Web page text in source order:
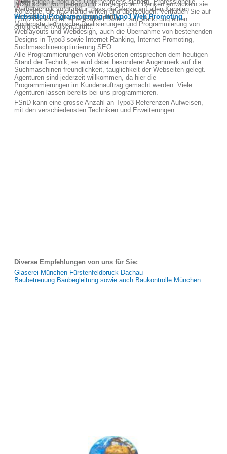
Werbetechnik sorgt dafür, dass die Marke auf allen Kanälen
konsistent und überzeugend auftritt.
technischer Kompetenz und strategischem Denken entwickeln sie
Konzepte, die nachhaltig wirken und überzeugen. Vertrauen Sie auf
FSnD Ranking für eine starke Präsenz am Markt und einen
erfolgreichen Außenauftritt.
Webseiten Programmierung in Typo3 Web Promoting
Modernste technische Realisierungen und Programmierung von
Weblayouts und Webdesign, auch die Übernahme von bestehenden
Designs in Typo3 sowie Internet Ranking, Internet Promoting,
Suchmaschinenoptimierung SEO.
Alle Programmierungen von Webseiten entsprechen dem heutigen
Stand der Technik, es wird dabei besonderer Augenmerk auf die
Suchmaschinen freundlichkeit, tauglichkeit der Webseiten gelegt.
Agenturen sind jederzeit willkommen, da hier die
Programmierungen im Kundenauftrag gemacht werden. Viele
Agenturen lassen bereits bei uns programmieren.
FSnD kann eine grosse Anzahl an Typo3 Referenzen Aufweisen,
mit den verschiedensten Techniken und Erweiterungen.
Diverse Empfehlungen von uns für Sie:
Glaserei München Fürstenfeldbruck Dachau
Baubetreuung Baubegleitung sowie auch Baukontrolle München